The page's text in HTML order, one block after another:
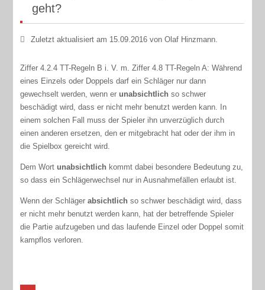
geht?
Zuletzt aktualisiert am 15.09.2016 von Olaf Hinzmann.
Ziffer 4.2.4 TT-Regeln B i. V. m. Ziffer 4.8 TT-Regeln A: Während
eines Einzels oder Doppels darf ein Schläger nur dann
gewechselt werden, wenn erunabsichtlich so schwer
beschädigt wird, dass er nicht mehr benutzt werden kann. In
einem solchen Fall muss der Spieler ihn unverzüglich durch
einen anderen ersetzen, den er mitgebracht hat oder der ihm in
die Spielbox gereicht wird.
Dem Wortunabsichtlich kommt dabei besondere Bedeutung zu,
so dass ein Schlägerwechsel nur in Ausnahmefällen erlaubt ist.
Wenn der Schlägerabsichtlich so schwer beschädigt wird, dass
er nicht mehr benutzt werden kann, hat der betreffende Spieler
die Partie aufzugeben und das laufende Einzel oder Doppel somit
kampflos verloren.